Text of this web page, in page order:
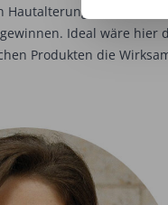
Hautalterung – seien es
Ideal wäre hier
Produkten die